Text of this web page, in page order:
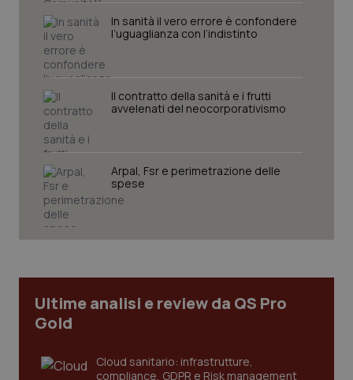
In sanità il vero errore è confondere
l’uguaglianza con l’indistinto
Il contratto della sanità e i frutti
avvelenati del neocorporativismo
Arpal, Fsr e perimetrazione delle
spese
Ultime analisi e review da QS Pro
Gold
Cloud sanitario: infrastrutture,
compliance, GDPR e Risk management
Necessari Statistici Marketing
I cookie necessari contribuiscono a rendere fruibile il
sito web abilitandone funzionalità di base quali la
protette del sito. Il sito web non è in grado di
funzionare correttamente senza questi cookie.
Nome
VISITOR_PRIVACY_METADATA
.youtube.com